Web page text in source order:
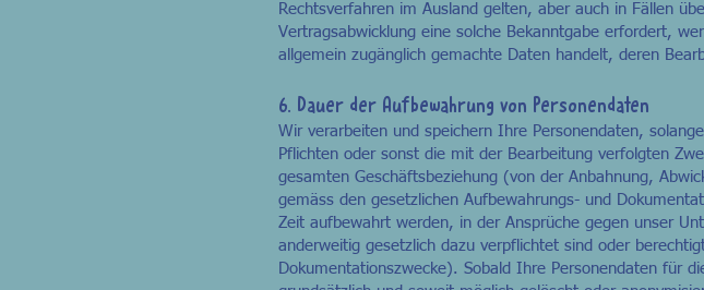
Rechtsverfahren im Ausland gelten, aber auch in Fällen
Vertragsabwicklung eine solche Bekanntgabe erfordert,
allgemein zugänglich gemachte Daten handelt, deren
6. Dauer der Aufbewahrung von Personendaten
Wir verarbeiten und speichern Ihre Personendaten,
Pflichten oder sonst die mit der Bearbeitung verfolgten
gesamten Geschäftsbeziehung (von der Anbahnung,
gemäss den gesetzlichen Aufbewahrungs- und
Zeit aufbewahrt werden, in der Ansprüche gegen unser
anderweitig gesetzlich dazu verpflichtet sind oder
Dokumentationszwecke). Sobald Ihre Personendaten für